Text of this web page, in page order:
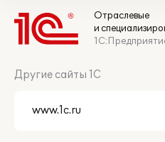
Отраслевые
и
Другие сайты 1С